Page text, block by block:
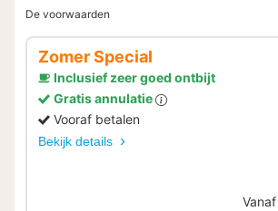
De voorwaarden
Zomer Special
Inclusief zeer goed ontbijt
Gratis annulatie
Vooraf betalen
Bekijk details
Vanaf